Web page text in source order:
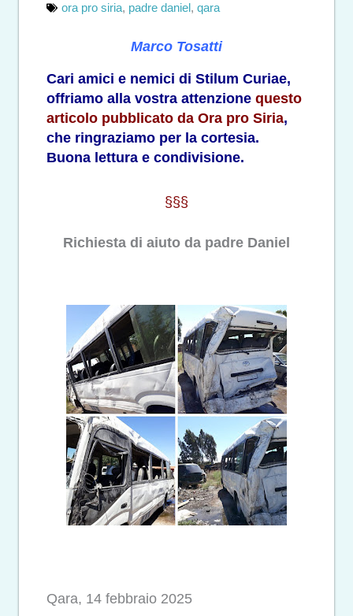
ora pro siria, padre daniel , qara
Marco Tosatti
Cari amici e nemici di Stilum Curiae,
offriamo alla vostra attenzione questo
articolo pubblicato da Ora pro Siria,
che ringraziamo per la cortesia.
Buona lettura e condivisione.
§§§
Richiesta di aiuto da padre Daniel
Qara, 14 febbraio 2025